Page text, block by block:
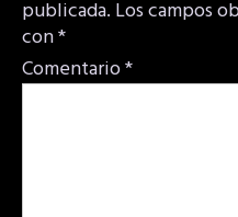
publicada. Los campos
con*
Comentario*